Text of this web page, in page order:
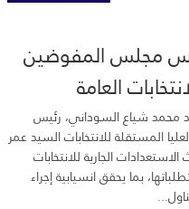
مجلس المفوضين
العامة
محمد شياع السوداني، رئيس
المستقلة للانتخابات السيد عمر
الجارية للانتخابات
بما يحقق انسيابية إجراء